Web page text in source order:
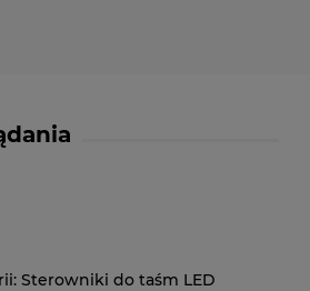
Sterowniki do taśm LED